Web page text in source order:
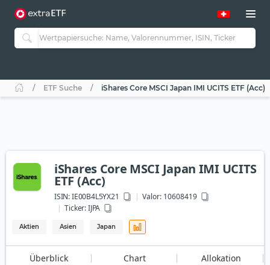
ETF Suche iShares Core MSCI Japan IMI UCITS ETF (Acc)
iShares Core MSCI Japan IMI UCITS
ETF (Acc)
ISIN:IE00B4L5YX21
Valor: 10608419
Ticker:IJPA
Aktien Asien Japan
Überblick Chart Allokation